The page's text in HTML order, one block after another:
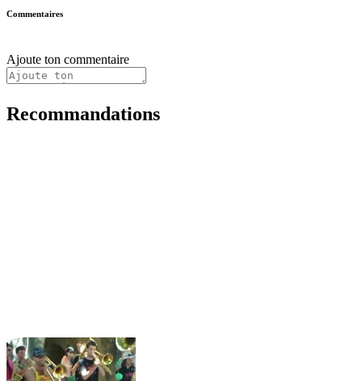
Commentaires
Ajoute ton commentaire
Recommandations